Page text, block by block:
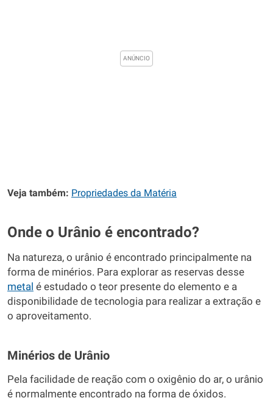
Veja também: Propriedades da Matéria
Onde o Urânio é encontrado?
Na natureza, o urânio é encontrado principalmente na
forma de minérios. Para explorar as reservas desse
metal é estudado o teor presente do elemento e a
disponibilidade de tecnologia para realizar a extração e
o aproveitamento.
Minérios de Urânio
Pela facilidade de reação com o oxigênio do ar, o urânio
é normalmente encontrado na forma de óxidos.